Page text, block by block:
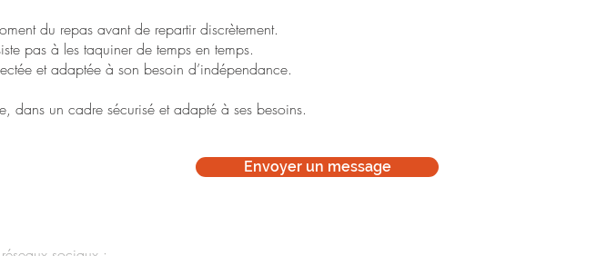
du repas avant de repartir discrètement.
pas à les taquiner de temps en temps.
et adaptée à son besoin d’indépendance.
dans un cadre sécurisé et adapté à ses besoins.
Envoyer un message